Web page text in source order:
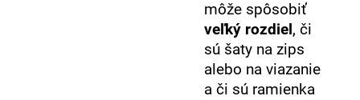
môže spôsobiť
veľký rozdiel , či
sú šaty na zips
alebo na viazanie
a či sú ramienka